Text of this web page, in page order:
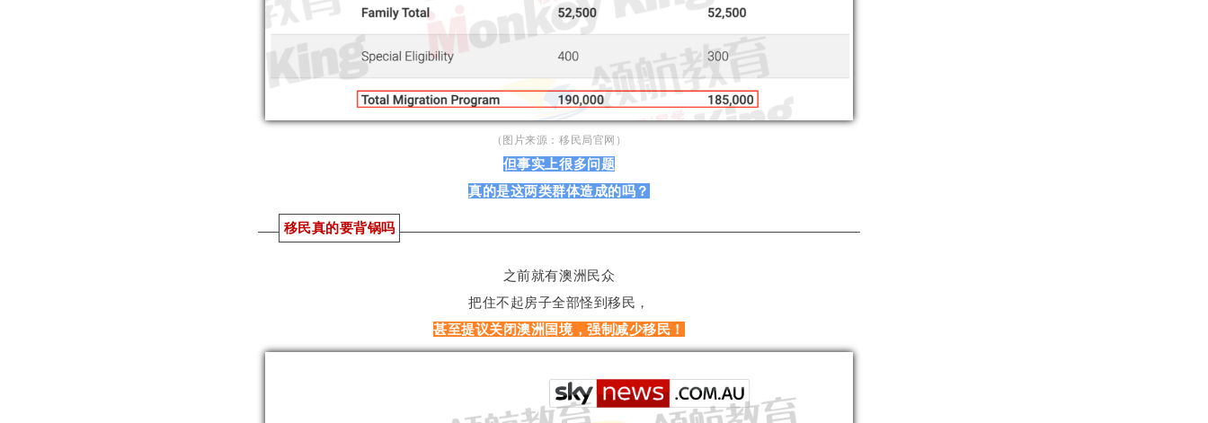
（图片来源：移民局官网）
但事实上很多问题
真的是这两类群体造成的吗？
移民真的要背锅吗
之前就有澳洲民众
把住不起房子全部怪到移民，
甚至提议关闭澳洲国境，强制减少移民！